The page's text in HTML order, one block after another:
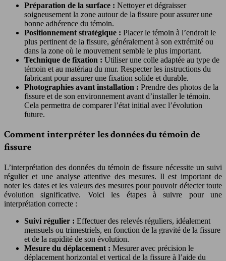
Préparation de la surface : Nettoyer et dégraisser
soigneusement la zone autour de la fissure pour assurer une
bonne adhérence du témoin.
Positionnement stratégique : Placer le témoin à l’endroit le
plus pertinent de la fissure, généralement à son extrémité ou
dans la zone où le mouvement semble le plus important.
Technique de fixation : Utiliser une colle adaptée au type de
témoin et au matériau du mur. Respecter les instructions du
fabricant pour assurer une fixation solide et durable.
Photographies avant installation : Prendre des photos de la
fissure et de son environnement avant d’installer le témoin.
Cela permettra de comparer l’état initial avec l’évolution
future.
Comment interpréter les données du témoin de
fissure
L’interprétation des données du témoin de fissure nécessite un suivi
régulier et une analyse attentive des mesures. Il est important de
noter les dates et les valeurs des mesures pour pouvoir détecter toute
évolution significative. Voici les étapes à suivre pour une
interprétation correcte :
Suivi régulier : Effectuer des relevés réguliers, idéalement
mensuels ou trimestriels, en fonction de la gravité de la fissure
et de la rapidité de son évolution.
Mesure du déplacement : Mesurer avec précision le
déplacement horizontal et vertical de la fissure à l’aide du